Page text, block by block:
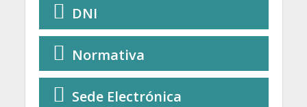
DNI
Normativa
Sede Electrónica